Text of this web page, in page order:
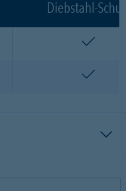
Diebstahl-